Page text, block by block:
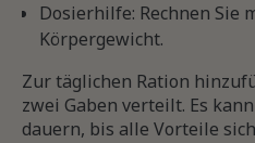
Dosierhilfe: Rechnen Sie
Körpergewicht.
Zur täglichen Ration
zwei Gaben verteilt. Es
dauern, bis alle Vorteile